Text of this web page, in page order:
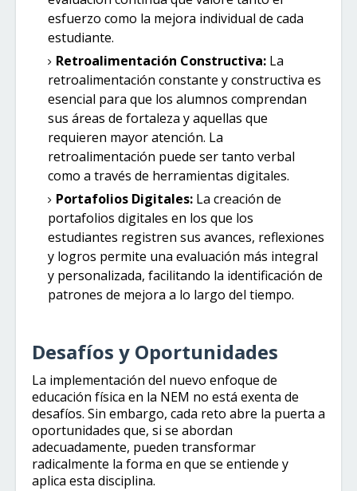
esfuerzo como la mejora individual de cada
estudiante.
Retroalimentación Constructiva: La
retroalimentación constante y constructiva es
esencial para que los alumnos comprendan
sus áreas de fortaleza y aquellas que
requieren mayor atención. La
retroalimentación puede ser tanto verbal
como a través de herramientas digitales.
Portafolios Digitales: La creación de
portafolios digitales en los que los
estudiantes registren sus avances, reflexiones
y logros permite una evaluación más integral
y personalizada, facilitando la identificación de
patrones de mejora a lo largo del tiempo.
Desafíos y Oportunidades
La implementación del nuevo enfoque de
educación física en la NEM no está exenta de
desafíos. Sin embargo, cada reto abre la puerta a
oportunidades que, si se abordan
adecuadamente, pueden transformar
radicalmente la forma en que se entiende y
aplica esta disciplina.